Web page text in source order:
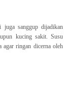
juga sanggup dijadikan
kucing sakit. Susu
ringan dicerna oleh